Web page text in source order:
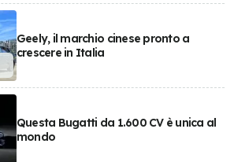
Geely, il marchio cinese pronto a
crescere in Italia
Questa Bugatti da 1.600 CV è unica al
mondo